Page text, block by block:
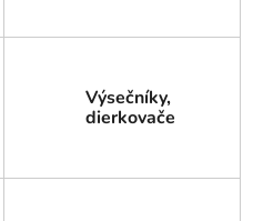
Výsečníky,
dierkovače